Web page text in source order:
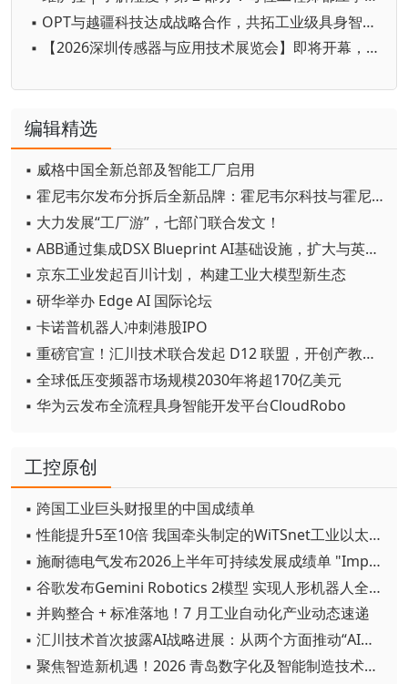
▪ OPT与越疆科技达成战略合作，共拓工业级具身智造新蓝海
▪ 【2026深圳传感器与应用技术展览会】即将开幕，参观指南来了
编辑精选
▪ 威格中国全新总部及智能工厂启用
▪ 霍尼韦尔发布分拆后全新品牌：霍尼韦尔科技与霍尼韦尔航空航天
▪ 大力发展“工厂游”，七部门联合发文！
▪ ABB通过集成DSX Blueprint AI基础设施，扩大与英伟达的合作
▪ 京东工业发起百川计划， 构建工业大模型新生态
▪ 研华举办 Edge AI 国际论坛
▪ 卡诺普机器人冲刺港股IPO
▪ 重磅官宣！汇川技术联合发起 D12 联盟，开创产教融合新范式
▪ 全球低压变频器市场规模2030年将超170亿美元
▪ 华为云发布全流程具身智能开发平台CloudRobo
工控原创
▪ 跨国工业巨头财报里的中国成绩单
▪ 性能提升5至10倍 我国牵头制定的WiTSnet工业以太网国际标准正式发布
▪ 施耐德电气发布2026上半年可持续发展成绩单 "Impact 2030"路线图开局稳健
▪ 谷歌发布Gemini Robotics 2模型 实现人形机器人全身智能控制突破
▪ 并购整合 + 标准落地！7 月工业自动化产业动态速递
▪ 汇川技术首次披露AI战略进展：从两个方面推动“AI业务化”落地
▪ 聚焦智造新机遇！2026 青岛数字化及智能制造技术论坛圆满落幕